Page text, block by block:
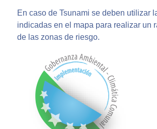
En caso de Tsunami se deben utilizar
indicadas en el mapa para realizar un
de las zonas de riesgo.